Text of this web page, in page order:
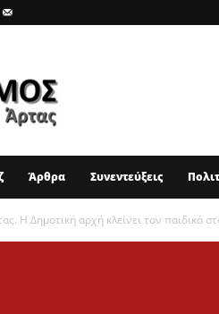
Άρθρα Συνεντεύξεις
Η Δημοτική αρχή κλείνει τον παιδικό